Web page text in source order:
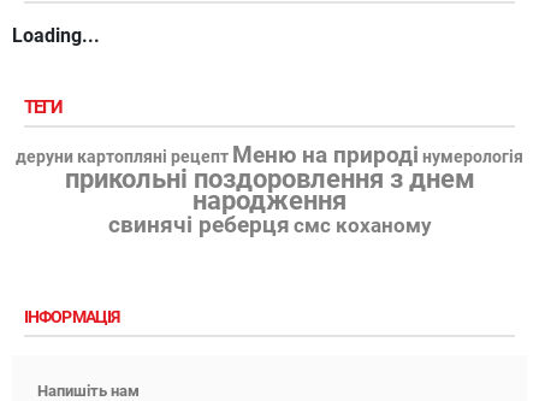
Loading...
ТЕГИ
деруни картопляні рецепт Меню на природі нумерологія
прикольні поздоровлення з днем
народження
свинячі реберця смс коханому
ІНФОРМАЦІЯ
Напишіть нам